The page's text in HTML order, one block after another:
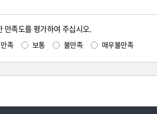
만족도를 평가하여 주십시오.
만족 보통 불만족 매우불만족